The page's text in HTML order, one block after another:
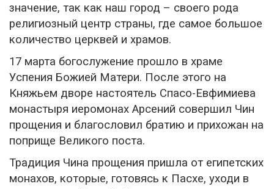
значение, так как наш город – своего рода
религиозный центр страны, где самое большое
количество церквей и храмов.
17 марта богослужение прошло в храме
Успения Божией Матери. После этого на
Княжьем дворе настоятель Спасо-Евфимиева
монастыря иеромонах Арсений совершил Чин
прощения и благословил братию и прихожан на
поприще Великого поста.
Традиция Чина прощения пришла от египетских
монахов, которые, готовясь к Пасхе, уходи в